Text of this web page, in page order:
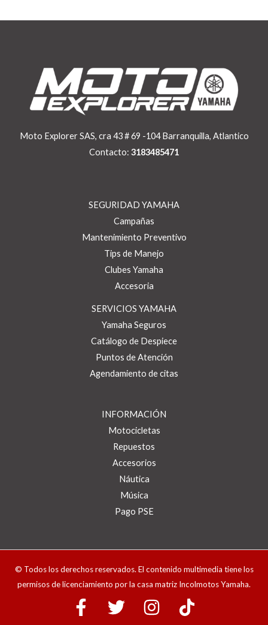
Moto Explorer SAS, cra 43 # 69 -104 Barranquilla, Atlantico
Contacto: 3183485471
SEGURIDAD YAMAHA
Campañas
Mantenimiento Preventivo
Tips de Manejo
Clubes Yamaha
Accesoria
SERVICIOS YAMAHA
Yamaha Seguros
Catálogo de Despiece
Puntos de Atención
Agendamiento de citas
INFORMACIÓN
Motocicletas
Repuestos
Accesorios
Náutica
Música
Pago PSE
© Todos los derechos reservados. El contenido multimedia tiene los
permisos de licenciamiento por la casa matriz Incolmotos Yamaha.